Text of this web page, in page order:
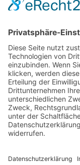
Jedes
Artikel
Artikel
Artikel
Artikel
Artikel
Artikel
Artikel
Artikel
Artikel
Artikel
Artikel